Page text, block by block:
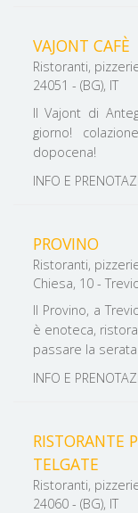
VAJONT CAFÈ
Ristoranti, pizzerie e osterie - Via
24051 - (BG), IT
Il Vajont di
giorno!
dopocena!
INFO E
PROVINO
Ristoranti, pizzerie e osterie -
Chiesa, 10 -
Il Provino, a
è enoteca,
passare la
RISTORANTE
TELGATE
Ristoranti, pizzerie e osterie -
24060 - (BG), IT